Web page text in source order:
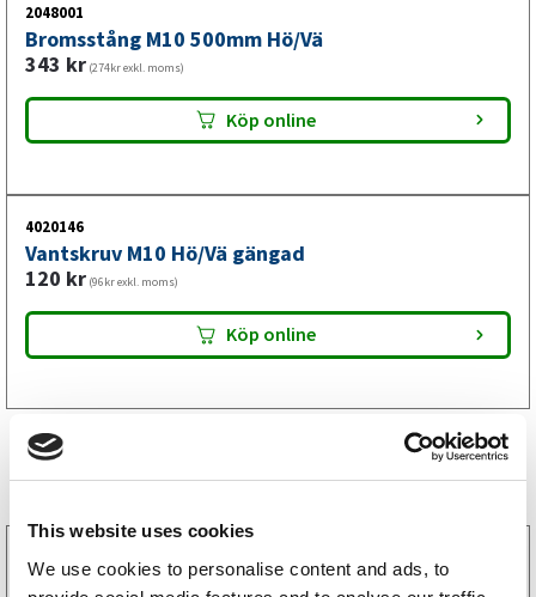
This website uses cookies
We use cookies to personalise content and ads, to
2048001
Bromsstång M10 500mm Hö/Vä
343 kr (274kr exkl. moms)
Köp online
4020146
Vantskruv M10 Hö/Vä gängad
120 kr (96kr exkl. moms)
Köp online
Liknande produkter
Axelpaket Knott 1050 kg 1000/1450 4×100 FRI